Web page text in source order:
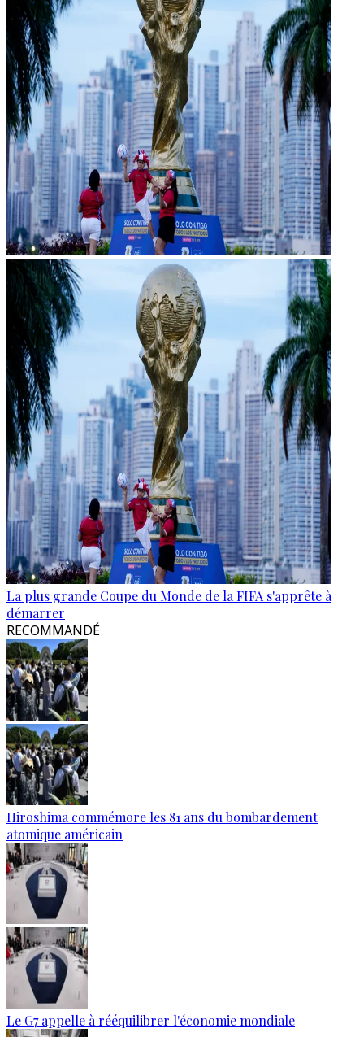
La plus grande Coupe du Monde de la FIFA s'apprête à
démarrer
RECOMMANDÉ
Hiroshima commémore les 81 ans du bombardement
atomique américain
Le G7 appelle à rééquilibrer l'économie mondiale